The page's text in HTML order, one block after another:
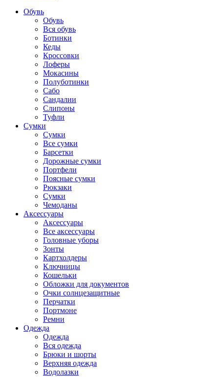
Обувь
Обувь
Вся обувь
Ботинки
Кеды
Кроссовки
Лоферы
Мокасины
Полуботинки
Сабо
Сандалии
Слипоны
Туфли
Сумки
Сумки
Все сумки
Барсетки
Дорожные сумки
Портфели
Поясные сумки
Рюкзаки
Сумки
Чемоданы
Аксессуары
Аксессуары
Все аксессуары
Головные уборы
Зонты
Картхолдеры
Ключницы
Кошельки
Обложки для документов
Очки солнцезащитные
Перчатки
Портмоне
Ремни
Одежда
Одежда
Вся одежда
Брюки и шорты
Верхняя одежда
Водолазки